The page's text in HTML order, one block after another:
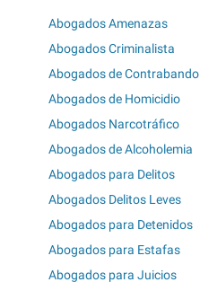
Abogados Amenazas
Abogados Criminalista
Abogados de Contrabando
Abogados de Homicidio
Abogados Narcotráfico
Abogados de Alcoholemia
Abogados para Delitos
Abogados Delitos Leves
Abogados para Detenidos
Abogados para Estafas
Abogados para Juicios